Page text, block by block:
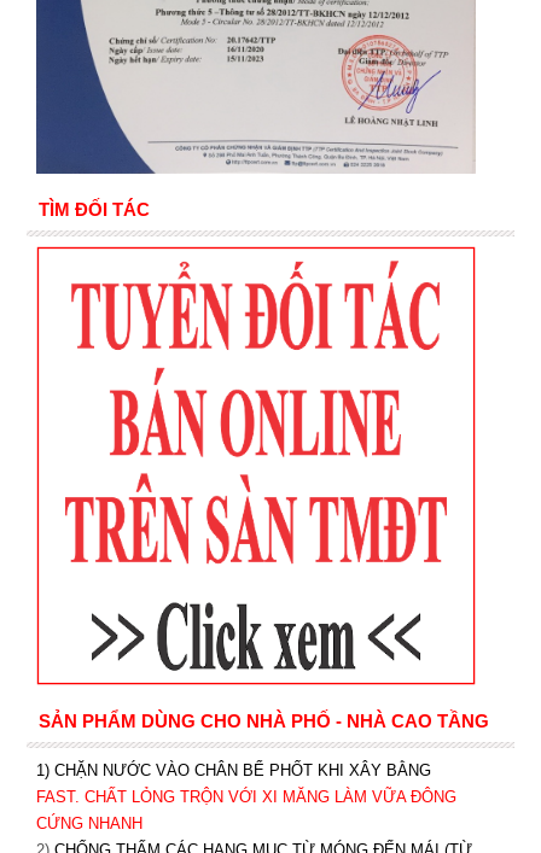
TÌM ĐỐI TÁC
SẢN PHẨM DÙNG CHO NHÀ PHỐ - NHÀ CAO TẦNG
1) CHẶN NƯỚC VÀO CHÂN BỂ PHỐT KHI XÂY BẰNG
FAST. CHẤT LỎNG TRỘN VỚI XI MĂNG LÀM VỮA ĐÔNG
CỨNG NHANH